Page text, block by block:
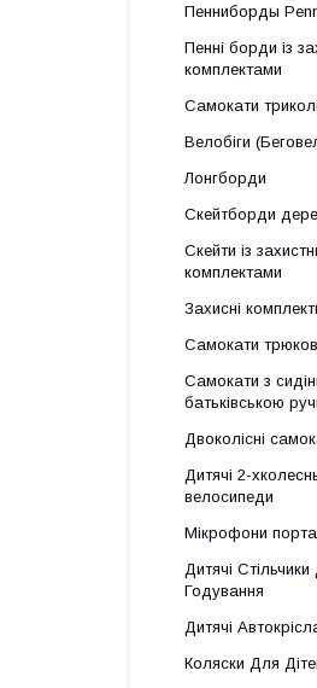
Пенниборды
Пенні борди із
комплектами
Самокати
Велобіги
Лонгборди
Скейтборди
Скейти із
комплектами
Захисні
Самокати
Самокати з
батьківською
Двоколісні
Дитячі 2-
велосипеди
Мікрофони
Дитячі
Годування
Дитячі
Коляски Для